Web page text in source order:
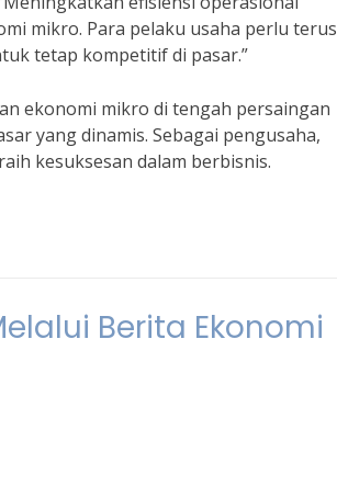
mikro. Para pelaku usaha perlu terus
tetap kompetitif di pasar.”
ekonomi mikro di tengah persaingan
yang dinamis. Sebagai pengusaha,
kesuksesan dalam berbisnis.
Berita Ekonomi